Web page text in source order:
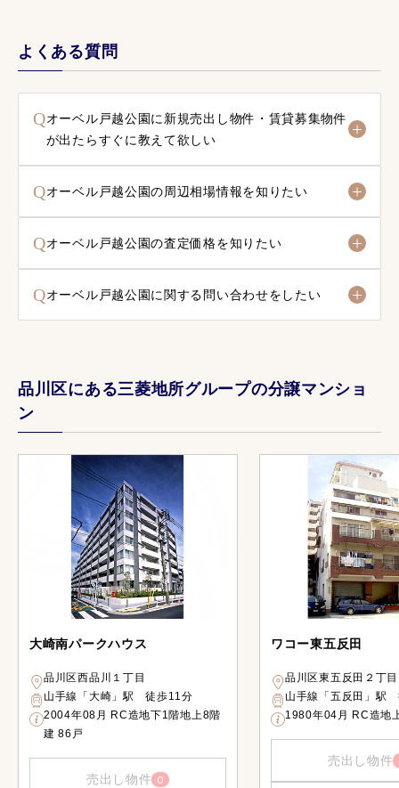
よくある質問
Qオーベル戸越公園に新規売出し物件・賃貸募集物件
が出たらすぐに教えて欲しい
Qオーベル戸越公園の周辺相場情報を知りたい
Qオーベル戸越公園の査定価格を知りたい
Qオーベル戸越公園に関する問い合わせをしたい
品川区にある三菱地所グループの分譲マンショ
ン
大崎南パークハウス
品川区西品川１丁目
山手線「大崎」駅 徒歩11分
2004年08月 RC造地下1階地上8階
建 86戸
売出し物件 0
ワコー東五反田
品川区東五反田２丁目
山手線「五反田」駅
1980年04月 RC造地
売出し物件